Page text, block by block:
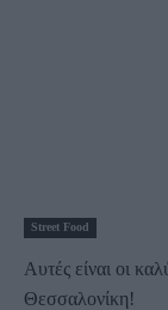
Street Food
Αυτές είναι οι
Θεσσαλονίκη!